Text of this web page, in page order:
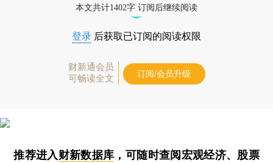
本文共计1402字 订阅后继续阅读
登录 后获取已订阅的阅读权限
财新通会员
可畅读全文
订阅/会员升级
推荐进入财新数据库 ，可随时查阅宏观经济、股票